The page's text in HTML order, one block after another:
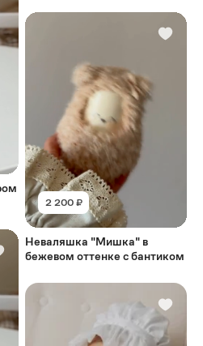
2 200 ₽
Неваляшка "Мишка" в
бежевом оттенке с бантиком